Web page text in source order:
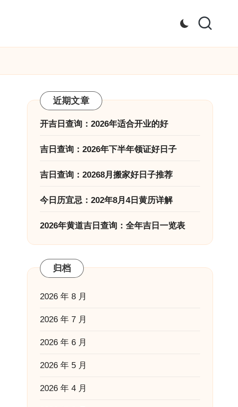
近期文章
开吉日查询：2026年适合开业的好
吉日查询：2026年下半年领证好日子
吉日查询：20268月搬家好日子推荐
今日历宜忌：202年8月4日黄历详解
2026年黄道吉日查询：全年吉日一览表
归档
2026 年 8 月
2026 年 7 月
2026 年 6 月
2026 年 5 月
2026 年 4 月